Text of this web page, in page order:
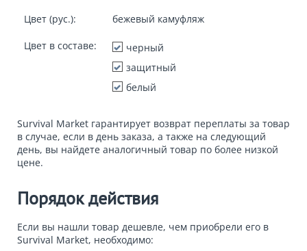
Цвет (рус.): бежевый камуфляж
Цвет в составе:
черный
защитный
белый
Survival Market гарантирует возврат переплаты за товар
в случае, если в день заказа, а также на следующий
день, вы найдете аналогичный товар по более низкой
цене.
Порядок действия
Если вы нашли товар дешевле, чем приобрели его в
Survival Market, необходимо: